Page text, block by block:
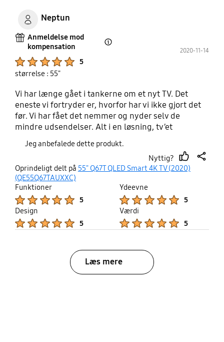
Neptun
Anmeldelse mod
kompensation
5
2020-11-14
størrelse : 55"
Vi har længe gået i tankerne om et nyt TV. Det
eneste vi fortryder er, hvorfor har vi ikke gjort det
før. Vi har fået det nemmer og nyder selv de
mindre udsendelser. Alt i en løsning, tv’et
Jeg anbefalede dette produkt.
Nyttig?
thumb
Oprindeligt delt på 55" Q67T QLED Smart 4K TV (2020)
(QE55Q67TAUXXC)
Funktioner
5
Ydeevne
5
Design
5
Værdi
5
Læs mere